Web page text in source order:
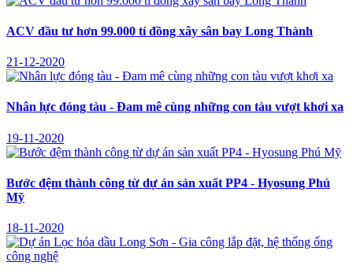
ACV đầu tư hơn 99.000 tỉ đồng xây sân bay Long Thành
21-12-2020
Nhân lực đóng tàu - Đam mê cùng những con tàu vượt khơi xa
19-11-2020
Bước đệm thành công từ dự án sản xuất PP4 - Hyosung Phú
Mỹ
18-11-2020